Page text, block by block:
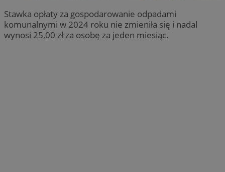
Stawka opłaty za gospodarowanie odpadami
komunalnymi w 2024 roku nie zmieniła się i nadal
wynosi 25,00 zł za osobę za jeden miesiąc.